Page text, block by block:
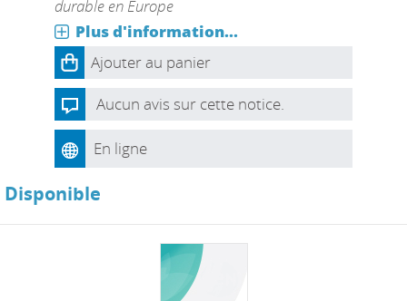
durable en Europe
Plus d'information...
Ajouter au panier
Aucun avis sur cette notice.
En ligne
Disponible